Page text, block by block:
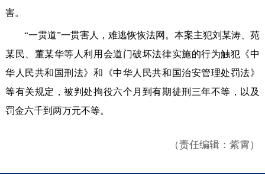
害。
“一贯道”一贯害人，难逃恢恢法网。本案主犯刘某涛、苑
某民、董某华等人利用会道门破坏法律实施的行为触犯《中
华人民共和国刑法》和《中华人民共和国治安管理处罚法》
等有关规定，被判处拘役六个月到有期徒刑三年不等，以及
罚金六千到两万元不等。
（责任编辑：紫霄）